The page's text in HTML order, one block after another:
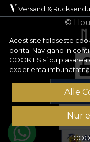
Acest site foloseste
dorita. Navigand in
COOKIES si cu
experienta imbunatatita.
Alle
Nur
Versand &
©